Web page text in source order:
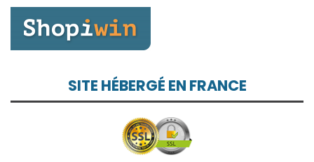
SITE HÉBERGÉ EN FRANCE